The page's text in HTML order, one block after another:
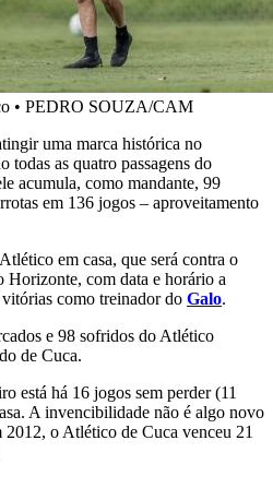
• PEDRO SOUZA/CAM
uma marca histórica no
todas as quatro passagens do
acumula, como mandante, 99
em 136 jogos – aproveitamento
em casa, que será contra o
com data e horário a
como treinador do Galo.
e 98 sofridos do Atlético
de Cuca.
está há 16 jogos sem perder (11
A invencibilidade não é algo novo
o Atlético de Cuca venceu 21